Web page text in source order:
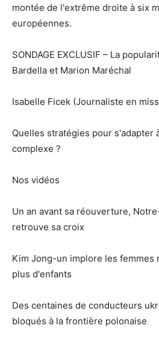
montée de l'extrême droite à six
européennes.
SONDAGE EXCLUSIF – La
Bardella et Marion Maréchal
Isabelle Ficek (Journaliste en
Quelles stratégies pour s'adapter
complexe ?
Nos vidéos
Un an avant sa réouverture,
retrouve sa croix
Kim Jong-un implore les
plus d'enfants
Des centaines de conducteurs
bloqués à la frontière polonaise